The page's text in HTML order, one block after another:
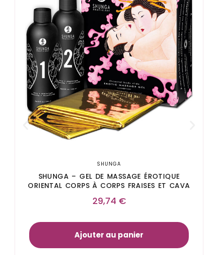
SHUNGA
SHUNGA – GEL DE MASSAGE ÉROTIQUE
ORIENTAL CORPS À CORPS FRAISES ET CAVA
29,74 €
Ajouter au panier